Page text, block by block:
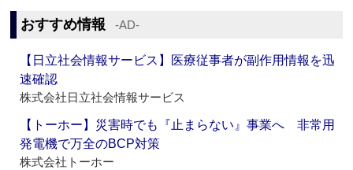
おすすめ情報 ‐AD‐
【日立社会情報サービス】医療従事者が副作用情報を迅
速確認
株式会社日立社会情報サービス
【トーホー】災害時でも『止まらない』事業へ 非常用
発電機で万全のBCP対策
株式会社トーホー